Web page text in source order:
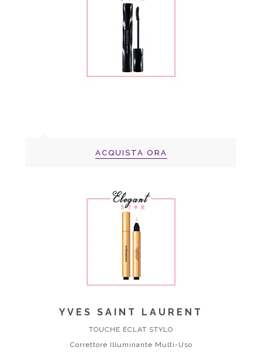
ACQUISTA ORA
YVES SAINT LAURENT
TOUCHE ÉCLAT STYLO
Correttore Illuminante Multi-Uso